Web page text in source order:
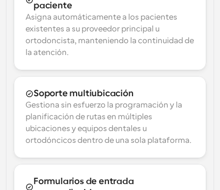
paciente
Asigna automáticamente a los pacientes
existentes a su proveedor principal u
ortodoncista, manteniendo la continuidad de
la atención.
Soporte multiubicación
Gestiona sin esfuerzo la programación y la
planificación de rutas en múltiples
ubicaciones y equipos dentales u
ortodóncicos dentro de una sola plataforma.
Formularios de entrada